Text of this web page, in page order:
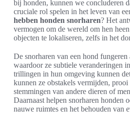
bij honden, kunnen we concluderen
cruciale rol spelen in het leven van
hebben honden snorharen? Het
vermogen om de wereld om hen
objecten te lokaliseren, zelfs in het
De snorharen van een hond fungeren
waardoor ze subtiele veranderingen
trillingen in hun omgeving kunnen
kunnen ze obstakels vermijden,
stemmingen van andere dieren of
Daarnaast helpen snorharen honden
nauwe ruimtes en het behouden van